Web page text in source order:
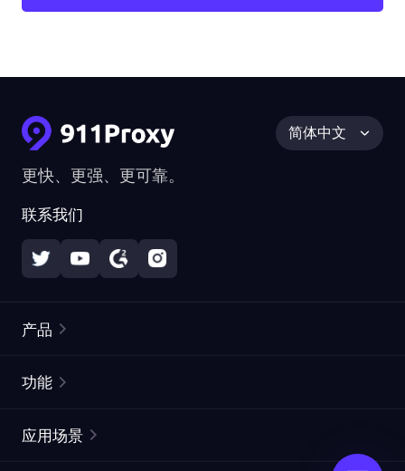
更快、更强、更可靠。
联系我们
简体中文
产品
静态住宅代理
功能
应用场景